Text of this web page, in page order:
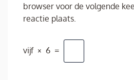
browser voor de volgende
reactie plaats.
vijf × 6 =